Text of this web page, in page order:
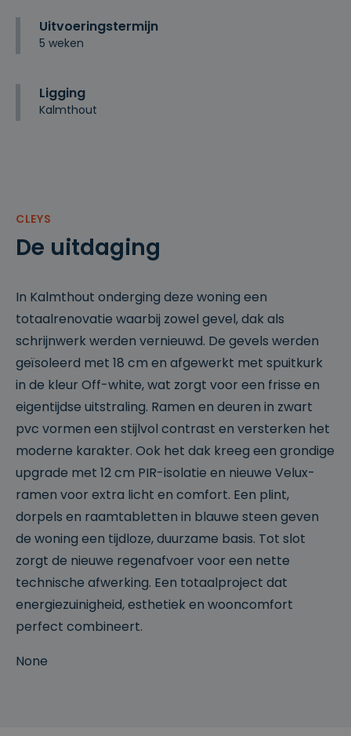
Uitvoeringstermijn
5 weken
Ligging
Kalmthout
CLEYS
De uitdaging
In Kalmthout onderging deze woning een
totaalrenovatie waarbij zowel gevel, dak als
schrijnwerk werden vernieuwd. De gevels werden
geïsoleerd met 18 cm en afgewerkt met spuitkurk
in de kleur Off-white, wat zorgt voor een frisse en
eigentijdse uitstraling. Ramen en deuren in zwart
pvc vormen een stijlvol contrast en versterken het
moderne karakter. Ook het dak kreeg een grondige
upgrade met 12 cm PIR-isolatie en nieuwe Velux-
ramen voor extra licht en comfort. Een plint,
dorpels en raamtabletten in blauwe steen geven
de woning een tijdloze, duurzame basis. Tot slot
zorgt de nieuwe regenafvoer voor een nette
technische afwerking. Een totaalproject dat
energiezuinigheid, esthetiek en wooncomfort
perfect combineert.
None